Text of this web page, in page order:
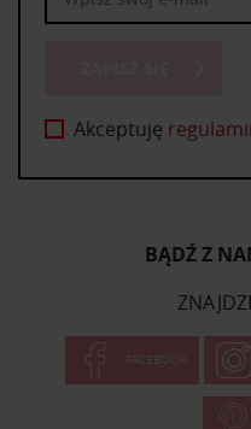
Akceptuję
BĄDŹ Z
FACEBOOK